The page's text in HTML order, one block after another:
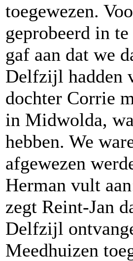
toegewezen.
geprobeerd in
gaf aan dat we
Delfzijl hadden
dochter Corrie
in Midwolda,
hebben. We
afgewezen
Herman vult
zegt Reint-Jan
Delfzijl
Meedhuizen